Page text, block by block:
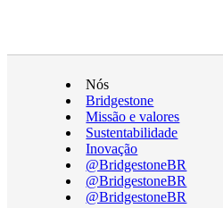
Nós
Bridgestone
Missão e valores
Sustentabilidade
Inovação
@BridgestoneBR
@BridgestoneBR
@BridgestoneBR